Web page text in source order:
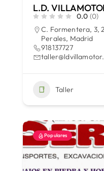
L.D.
0.0 (0)
C. Formentera, 3,
Perales, Madrid
918137727
Taller
Populares